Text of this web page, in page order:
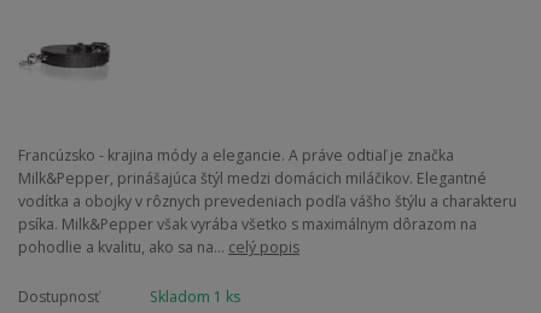
Francúzsko - krajina módy a elegancie. A práve odtiaľ je značka
Milk&Pepper, prinášajúca štýl medzi domácich miláčikov. Elegantné
vodítka a obojky v rôznych prevedeniach podľa vášho štýlu a charakteru
psíka. Milk&Pepper však vyrába všetko s maximálnym dôrazom na
pohodlie a kvalitu, ako sa na... celý popis
Dostupnosť
Skladom 1 ks